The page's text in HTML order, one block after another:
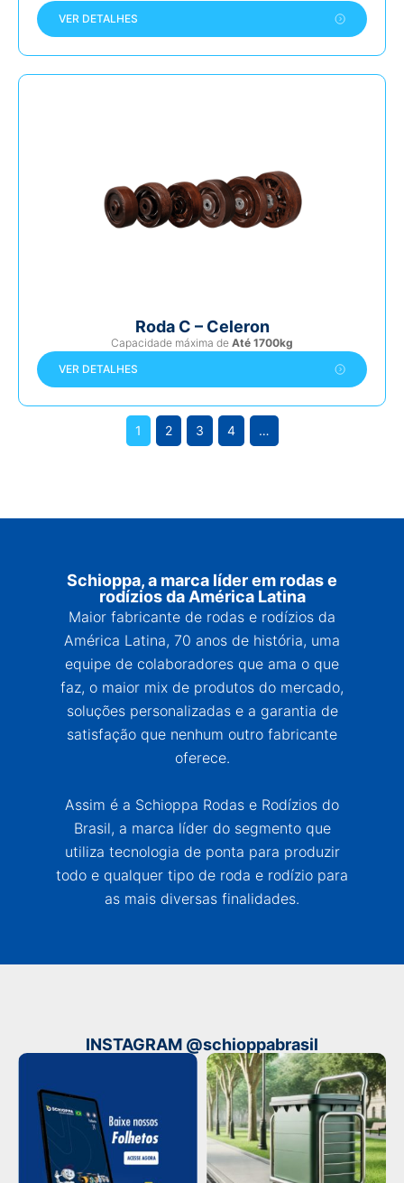
VER DETALHES
Roda C – Celeron
Capacidade máxima de Até 1700kg
VER DETALHES
1 2 3 4 …
Schioppa, a marca líder em rodas e
rodízios da América Latina
Maior fabricante de rodas e rodízios da
América Latina, 70 anos de história, uma
equipe de colaboradores que ama o que
faz, o maior mix de produtos do mercado,
soluções personalizadas e a garantia de
satisfação que nenhum outro fabricante
oferece.
Assim é a Schioppa Rodas e Rodízios do
Brasil, a marca líder do segmento que
utiliza tecnologia de ponta para produzir
todo e qualquer tipo de roda e rodízio para
as mais diversas finalidades.
INSTAGRAM @schioppabrasil